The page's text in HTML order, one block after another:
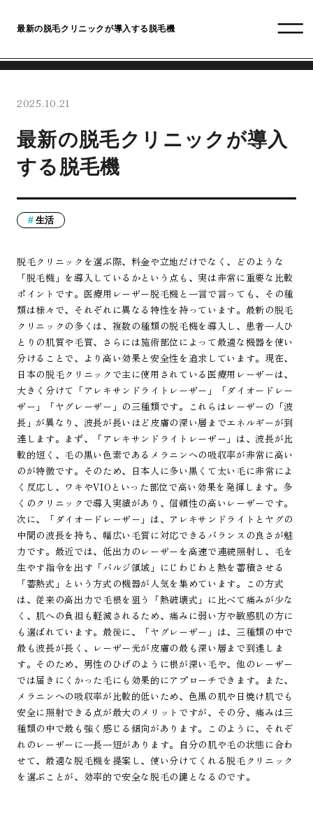
最新の脱毛クリニックが導入する脱毛機
2025.10.21
最新の脱毛クリニックが導入
する脱毛機
生活
脱毛クリニックを選ぶ際、料金や立地だけでなく、どのような
「脱毛機」を導入しているかという点も、実は非常に重要な比較
ポイントです。医療用レーザー脱毛機と一言で言っても、その種
類は様々で、それぞれに異なる特性を持っています。最新の脱毛
クリニックの多くは、複数の種類の脱毛機を導入し、患者一人ひ
とりの肌質や毛質、さらには施術部位によって最適な機器を使い
分けることで、より高い効果と安全性を追求しています。現在、
日本の脱毛クリニックで主に使用されている医療用レーザーは、
大きく分けて「アレキサンドライトレーザー」「ダイオードレー
ザー」「ヤグレーザー」の三種類です。これらはレーザーの「波
長」が異なり、波長が長いほど皮膚の深い層までエネルギーが到
達します。まず、「アレキサンドライトレーザー」は、波長が比
較的短く、毛の黒い色素であるメラニンへの吸収率が非常に高い
のが特徴です。そのため、日本人に多い黒くて太い毛に非常によ
く反応し、ワキやVIOといった部位で高い効果を発揮します。多
くのクリニックで導入実績があり、信頼性の高いレーザーです。
次に、「ダイオードレーザー」は、アレキサンドライトとヤグの
中間の波長を持ち、幅広い毛質に対応できるバランスの良さが魅
力です。最近では、低出力のレーザーを高速で連続照射し、毛を
生やす指令を出す「バルジ領域」にじわじわと熱を蓄積させる
「蓄熱式」という方式の機器が人気を集めています。この方式
は、従来の高出力で毛根を狙う「熱破壊式」に比べて痛みが少な
く、肌への負担も軽減されるため、痛みに弱い方や敏感肌の方に
も選ばれています。最後に、「ヤグレーザー」は、三種類の中で
最も波長が長く、レーザー光が皮膚の最も深い層まで到達しま
す。そのため、男性のひげのように根が深い毛や、他のレーザー
では届きにくかった毛にも効果的にアプローチできます。また、
メラニンへの吸収率が比較的低いため、色黒の肌や日焼け肌でも
安全に照射できる点が最大のメリットですが、その分、痛みは三
種類の中で最も強く感じる傾向があります。このように、それぞ
れのレーザーに一長一短があります。自分の肌や毛の状態に合わ
せて、最適な脱毛機を提案し、使い分けてくれる脱毛クリニック
を選ぶことが、効率的で安全な脱毛の鍵となるのです。